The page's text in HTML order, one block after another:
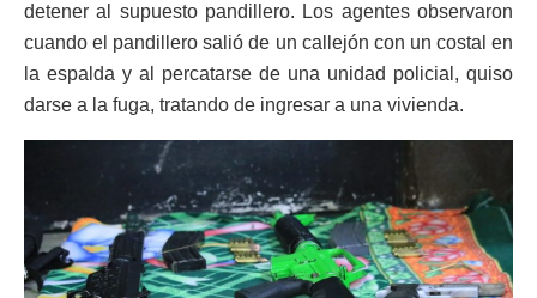
detener al supuesto pandillero. Los agentes observaron
cuando el pandillero salió de un callejón con un costal en
la espalda y al percatarse de una unidad policial, quiso
darse a la fuga, tratando de ingresar a una vivienda.